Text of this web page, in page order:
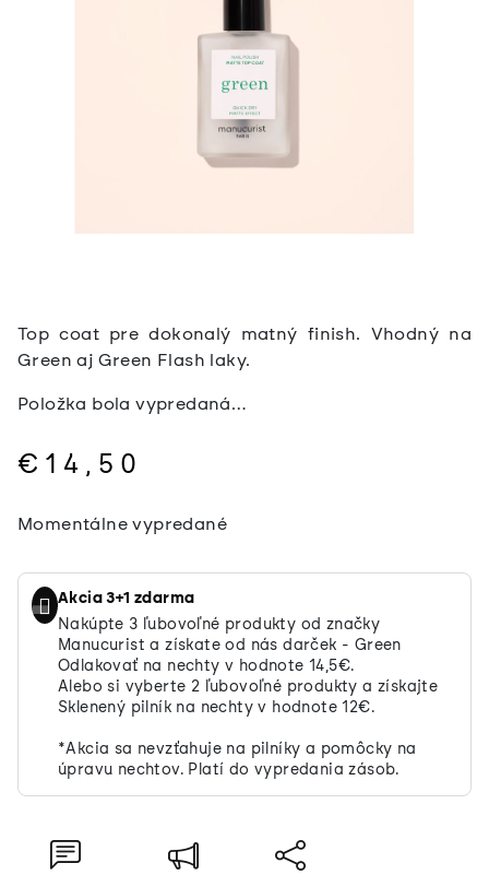
Top coat pre dokonalý matný finish. Vhodný na
Green aj Green Flash laky.
Položka bola vypredaná…
€14,50
cena:
Momentálne vypredané
Akcia 3+1 zdarma
Nakúpte 3 ľubovoľné produkty od značky
Manucurist a získate od nás darček - Green
Odlakovať na nechty v hodnote 14,5€.
Alebo si vyberte 2 ľubovoľné produkty a získajte
Sklenený pilník na nechty v hodnote 12€.
*Akcia sa nevzťahuje na pilníky a pomôcky na
úpravu nechtov. Platí do vypredania zásob.